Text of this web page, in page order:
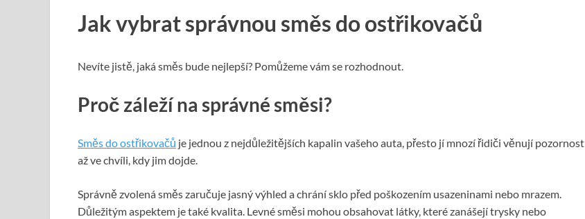
Jak vybrat správnou směs do ostřikovačů
Nevíte jistě, jaká směs bude nejlepší? Pomůžeme vám se rozhodnout.
Proč záleží na správné směsi?
Směs do ostřikovačů je jednou z nejdůležitějších kapalin vašeho auta, přesto jí mnozí řidiči věnují pozornost
až ve chvíli, kdy jim dojde.
Správně zvolená směs zaručuje jasný výhled a chrání sklo před poškozením usazeninami nebo mrazem.
Důležitým aspektem je také kvalita. Levné směsi mohou obsahovat látky, které zanášejí trysky nebo